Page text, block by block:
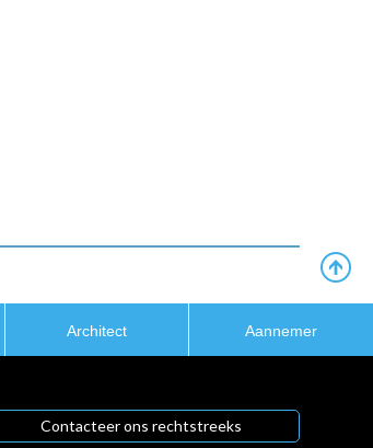
Architect Aannemer
Contacteer ons rechtstreeks